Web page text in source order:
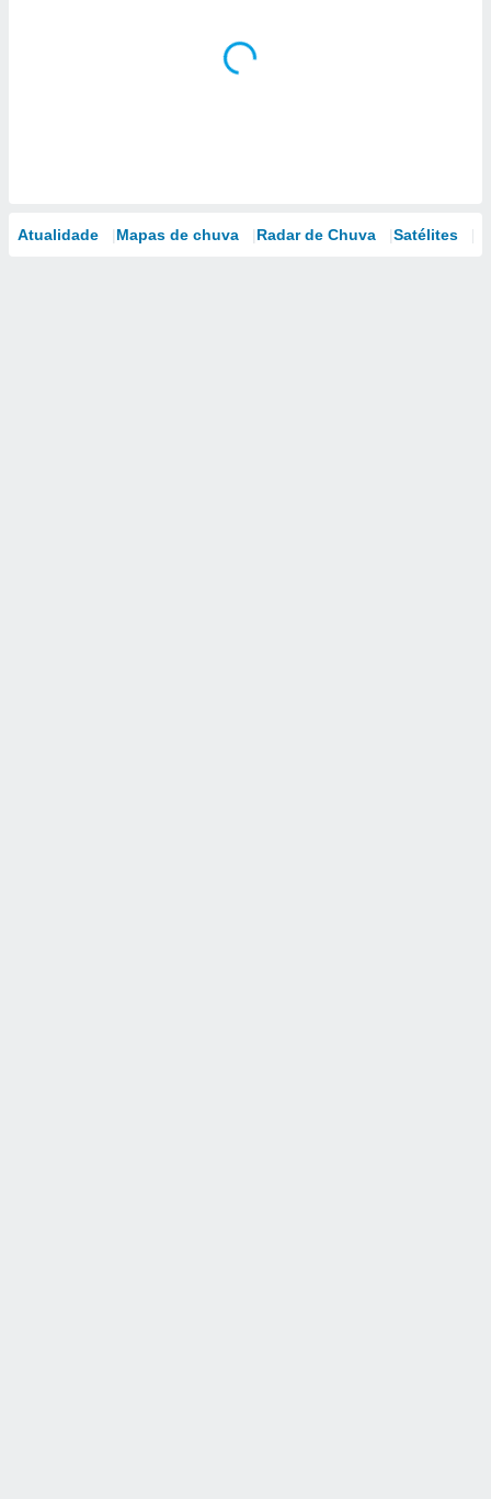
Atualidade Mapas de chuva Radar de Chuva Satélites